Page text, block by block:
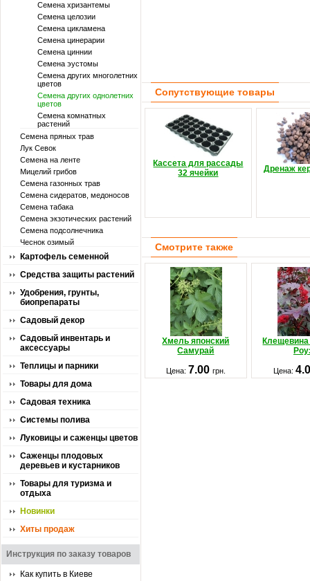
Семена хризантемы
Семена целозии
Семена цикламена
Семена цинерарии
Семена циннии
Семена эустомы
Семена других многолетних
цветов
Семена других однолетних
цветов
Семена комнатных
растений
Семена пряных трав
Лук Севок
Семена на ленте
Мицелий грибов
Семена газонных трав
Семена сидератов, медоносов
Семена табака
Семена экзотических растений
Семена подсолнечника
Чеснок озимый
Картофель семенной
Средства защиты растений
Удобрения, грунты,
биопрепараты
Садовый декор
Садовый инвентарь и
аксессуары
Теплицы и парники
Товары для дома
Садовая техника
Системы полива
Луковицы и саженцы цветов
Саженцы плодовых
деревьев и кустарников
Товары для туризма и
отдыха
Новинки
Хиты продаж
Инструкция по заказу товаров
Как купить в Киеве
Сопутствующие товары
Кассета для рассады
32 ячейки
Дренаж
Смотрите также
Хмель японский
Самурай
Цена: 7.00 грн. Цена: